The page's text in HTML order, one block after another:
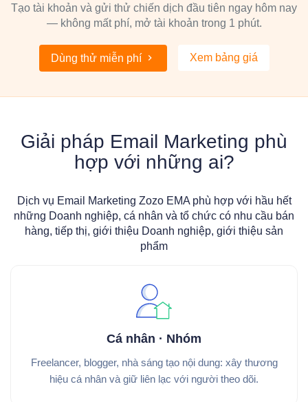
Tạo tài khoản và gửi thử chiến dịch đầu tiên ngay hôm nay
— không mất phí, mở tài khoản trong 1 phút.
Dùng thử miễn phí Xem bảng giá
Giải pháp Email Marketing phù
hợp với những ai?
Dịch vụ Email Marketing Zozo EMA phù hợp với hầu hết
những Doanh nghiệp, cá nhân và tổ chức có nhu cầu bán
hàng, tiếp thị, giới thiệu Doanh nghiệp, giới thiệu sản
phẩm
Cá nhân · Nhóm
Freelancer, blogger, nhà sáng tạo nội dung: xây thương
hiệu cá nhân và giữ liên lạc với người theo dõi.